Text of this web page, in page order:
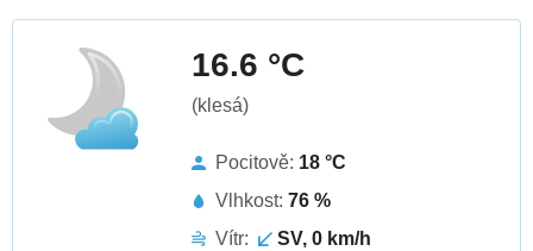
16.6 °C
(klesá)
Pocitově: 18 °C
Vlhkost: 76 %
Vítr:
SV, 0 km/h